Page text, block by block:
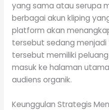
yang sama atau serupa
berbagai akun kliping
platform akan
tersebut sedang menjadi
tersebut memiliki
masuk ke halaman
audiens organik.
Keunggulan Strategis